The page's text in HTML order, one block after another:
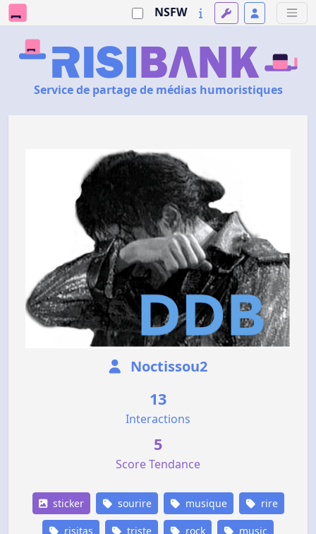
NSFW
Service de partage de médias humoristiques
Noctissou2
13
Interactions
5
Score Tendance
sticker sourire musique rire
risitas triste rock music